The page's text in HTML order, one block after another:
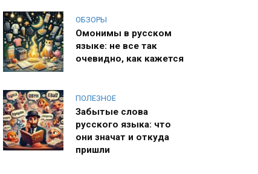
ОБЗОРЫ
Омонимы в русском
языке: не все так
очевидно, как кажется
ПОЛЕЗНОЕ
Забытые слова
русского языка: что
они значат и откуда
пришли